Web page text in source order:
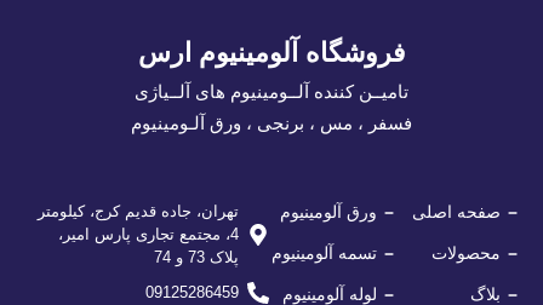
فروشگاه آلومینیوم ارس
تامیــن کننده آلــومینیوم های آلــیاژی
فسفر ، مس ، برنجی ، ورق آلـومینیوم
صفحه اصلی
محصولات
بلاگ
ورق آلومینیوم
تسمه آلومینیوم
لوله آلومینیوم
تهران، جاده قدیم کرج، کیلومتر
4، مجتمع تجاری پارس امیر،
پلاک 73 و 74
09125286459